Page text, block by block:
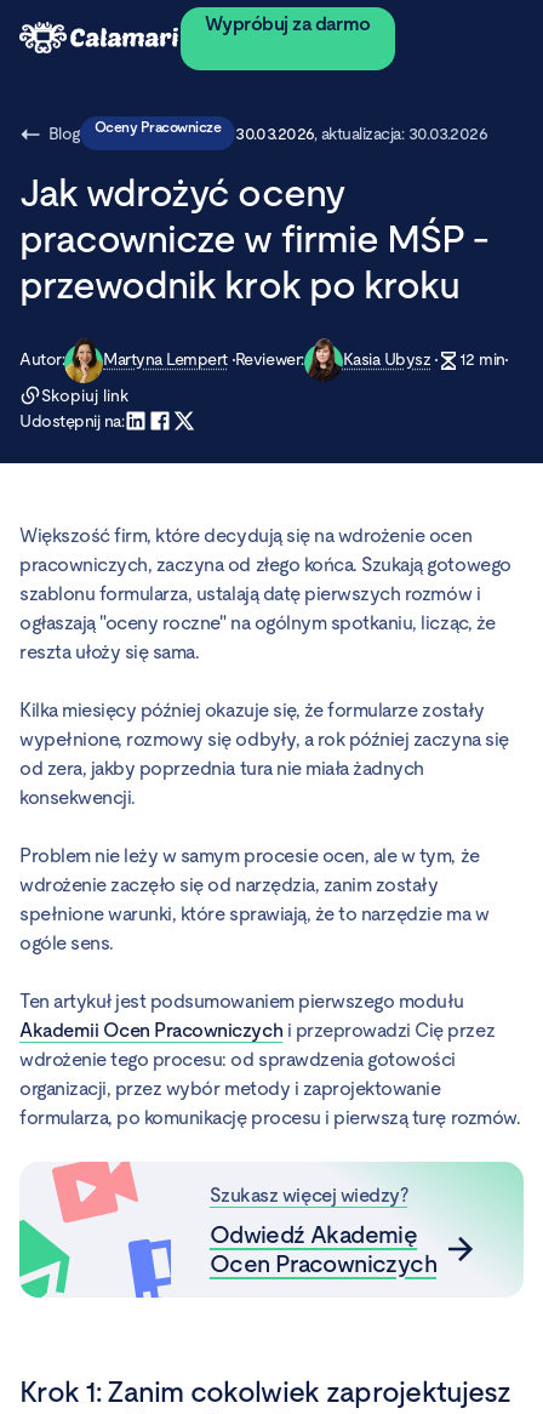
Wypróbuj za darmo
Blog Oceny Pracownicze 30.03.2026, aktualizacja: 30.03.2026
Jak wdrożyć oceny
pracownicze w firmie MŚP -
przewodnik krok po kroku
Autor: Martyna Lempert Reviewer: Kasia Ubysz 12 min
Skopiuj link
Udostępnij na:
Większość firm, które decydują się na wdrożenie ocen
pracowniczych, zaczyna od złego końca. Szukają gotowego
szablonu formularza, ustalają datę pierwszych rozmów i
ogłaszają "oceny roczne" na ogólnym spotkaniu, licząc, że
reszta ułoży się sama.
Kilka miesięcy później okazuje się, że formularze zostały
wypełnione, rozmowy się odbyły, a rok później zaczyna się
od zera, jakby poprzednia tura nie miała żadnych
konsekwencji.
Problem nie leży w samym procesie ocen, ale w tym, że
wdrożenie zaczęło się od narzędzia, zanim zostały
spełnione warunki, które sprawiają, że to narzędzie ma w
ogóle sens.
Ten artykuł jest podsumowaniem pierwszego modułu
Akademii Ocen Pracowniczych i przeprowadzi Cię przez
wdrożenie tego procesu: od sprawdzenia gotowości
organizacji, przez wybór metody i zaprojektowanie
formularza, po komunikację procesu i pierwszą turę rozmów.
Szukasz więcej wiedzy?
Odwiedź Akademię
Ocen Pracowniczych
Krok 1: Zanim cokolwiek zaprojektujesz